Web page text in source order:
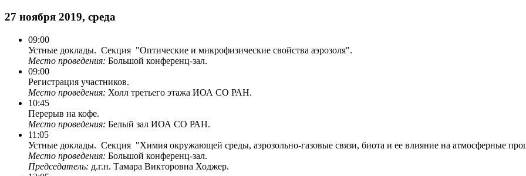
27 ноября 2019, среда
09:00
Устные доклады. Секция "Оптические и микрофизические свойства аэрозоля".
Место проведения: Большой конференц-зал.
09:00
Регистрация участников.
Место проведения: Холл третьего этажа ИОА СО РАН.
10:45
Перерыв на кофе.
Место проведения: Белый зал ИОА СО РАН.
11:05
Устные доклады. Секция "Химия окружающей среды, аэрозольно-газовые связи, биота и ее влияние на атмосферные
Место проведения: Большой конференц-зал.
Председатель: д.г.н. Тамара Викторовна Ходжер.